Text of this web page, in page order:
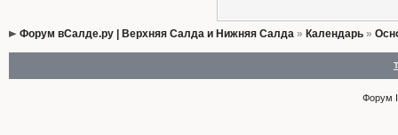
Форум вСалде.ру | Верхняя Салда и Нижняя Салда» Календарь»
Форум